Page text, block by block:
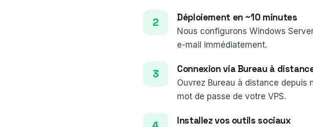
Déploiement en ~10 minutes
Nous configurons Windows
e-mail immédiatement.
Connexion via Bureau à
Ouvrez Bureau à distance depuis
mot de passe de votre VPS.
Installez vos outils sociaux